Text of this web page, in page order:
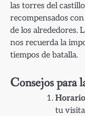
las torres del
recompensados
de los alrededores.
nos recuerda la
tiempos de batalla.
Consejos para
tu